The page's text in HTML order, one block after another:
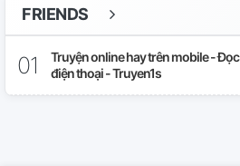
FRIENDS
Truyện online hay trên mobile -
điện thoại - Truyen1s